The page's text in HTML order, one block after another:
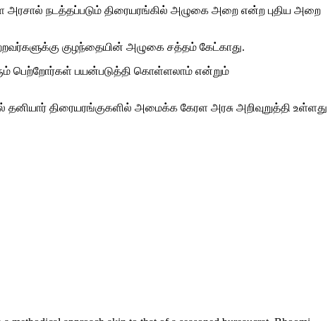
நடத்தப்படும் திரையரங்கில் அழுகை அறை என்ற புதிய அறை
குழந்தையின் அழுகை சத்தம் கேட்காது.
பெற்றோர்கள் பயன்படுத்தி கொள்ளலாம் என்றும்
திரையரங்குகளில் அமைக்க கேரள அரசு அறிவுறுத்தி உள்ளது